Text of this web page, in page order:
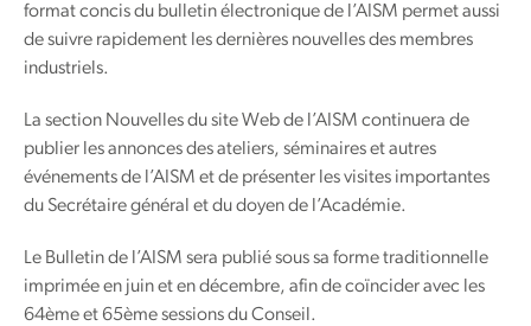
format concis du bulletin électronique de l’AISM permet aussi
de suivre rapidement les dernières nouvelles des membres
industriels.
La section Nouvelles du site Web de l’AISM continuera de
publier les annonces des ateliers, séminaires et autres
événements de l’AISM et de présenter les visites importantes
du Secrétaire général et du doyen de l’Académie.
Le Bulletin de l’AISM sera publié sous sa forme traditionnelle
imprimée en juin et en décembre, afin de coïncider avec les
64ème et 65ème sessions du Conseil.